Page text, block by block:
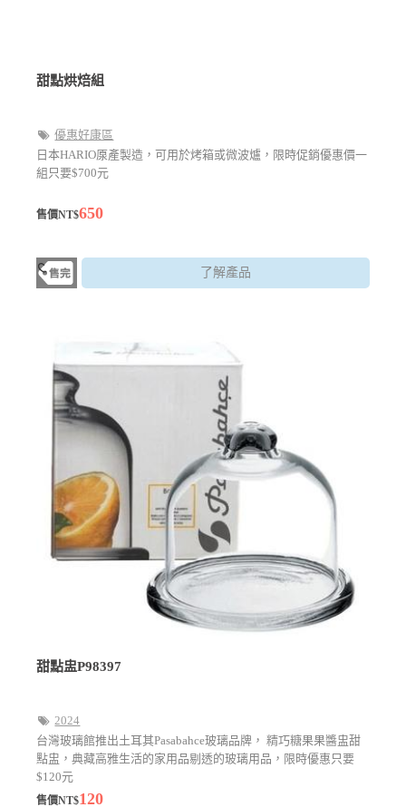
甜點烘焙組
優惠好康區
日本HARIO厡產製造，可用於烤箱或微波爐，限時促銷優惠價一
組只要$700元
售價NT$650
了解產品
甜點盅P98397
2024
台灣玻璃館推出土耳其Pasabahce玻璃品牌， 精巧糖果果醬盅甜
點盅，典藏高雅生活的家用品剔透的玻璃用品，限時優惠只要
$120元
售價NT$120